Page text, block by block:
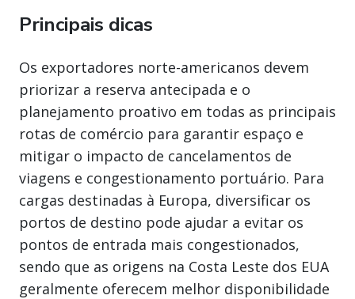
Principais dicas
Os exportadores norte-americanos devem
priorizar a reserva antecipada e o
planejamento proativo em todas as principais
rotas de comércio para garantir espaço e
mitigar o impacto de cancelamentos de
viagens e congestionamento portuário. Para
cargas destinadas à Europa, diversificar os
portos de destino pode ajudar a evitar os
pontos de entrada mais congestionados,
sendo que as origens na Costa Leste dos EUA
geralmente oferecem melhor disponibilidade